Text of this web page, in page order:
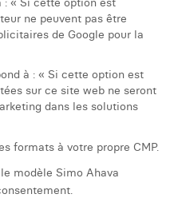
ne peuvent pas être
de Google pour la
à : « Si cette option est
sur ce site web ne seront
dans les solutions
formats à votre propre CMP.
modèle Simo Ahava